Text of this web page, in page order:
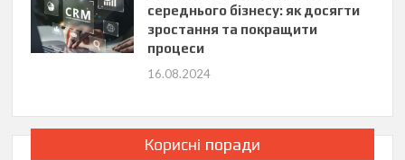
середнього бізнесу: як досягти
зростання та покращити
процеси
16.08.2024
Корисні поради